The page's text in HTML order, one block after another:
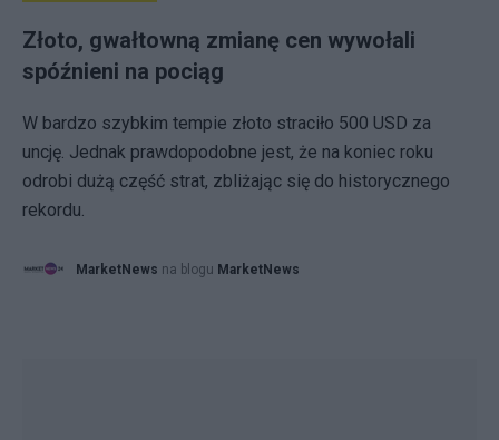
Złoto, gwałtowną zmianę cen wywołali
spóźnieni na pociąg
W bardzo szybkim tempie złoto straciło 500 USD za
uncję. Jednak prawdopodobne jest, że na koniec roku
odrobi dużą część strat, zbliżając się do historycznego
rekordu.
MarketNews na blogu MarketNews